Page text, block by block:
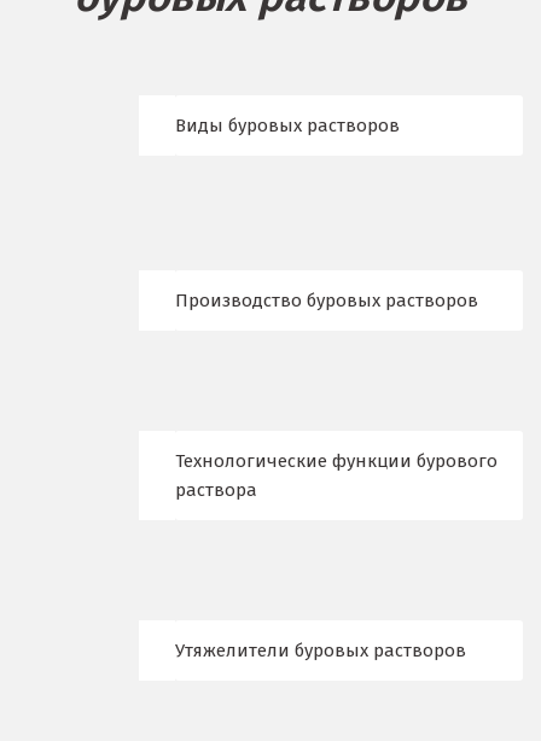
Верхняя Пышма
Виды буровых растворов
Производство буровых растворов
Технологические функции бурового
раствора
Утяжелители буровых растворов